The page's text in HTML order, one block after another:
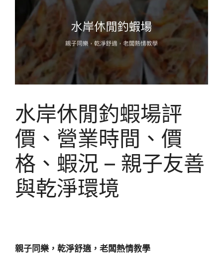
水岸休閒釣蝦場評
價、營業時間、價
格、蝦況 – 親子友善
與乾淨環境
親子同樂，乾淨舒適，老闆熱情教學